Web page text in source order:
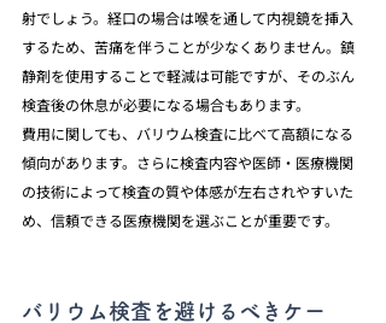
射でしょう。経口の場合は喉を通して内視鏡を挿入
するため、苦痛を伴うことが少なくありません。鎮
静剤を使用することで軽減は可能ですが、そのぶん
検査後の休息が必要になる場合もあります。
費用に関しても、バリウム検査に比べて高額になる
傾向があります。さらに検査内容や医師・医療機関
の技術によって検査の質や体感が左右されやすいた
め、信頼できる医療機関を選ぶことが重要です。
バリウム検査を避けるべきケー